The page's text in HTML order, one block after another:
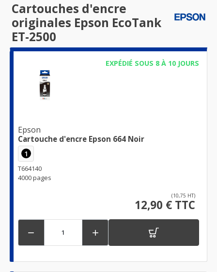
Cartouches d'encre
originales Epson EcoTank
ET-2500
EXPÉDIÉ SOUS 8 À 10 JOURS
Epson
Cartouche d'encre Epson 664 Noir
1
T664140
4000 pages
(10,75 HT)
12,90 € TTC
 